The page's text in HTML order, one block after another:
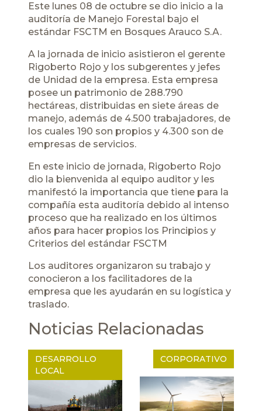
Este lunes 08 de octubre se dio inicio a la
auditoría de Manejo Forestal bajo el
estándar FSCTM en Bosques Arauco S.A.
A la jornada de inicio asistieron el gerente
Rigoberto Rojo y los subgerentes y jefes
de Unidad de la empresa. Esta empresa
posee un patrimonio de 288.790
hectáreas, distribuidas en siete áreas de
manejo, además de 4.500 trabajadores, de
los cuales 190 son propios y 4.300 son de
empresas de servicios.
En este inicio de jornada, Rigoberto Rojo
dio la bienvenida al equipo auditor y les
manifestó la importancia que tiene para la
compañía esta auditoría debido al intenso
proceso que ha realizado en los últimos
años para hacer propios los Principios y
Criterios del estándar FSCTM
Los auditores organizaron su trabajo y
conocieron a los facilitadores de la
empresa que les ayudarán en su logística y
traslado.
Noticias Relacionadas
DESARROLLO
LOCAL
CORPORATIVO